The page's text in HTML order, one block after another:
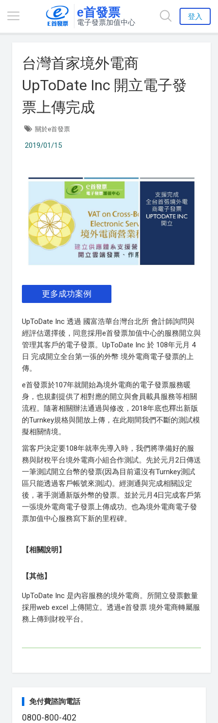
e首發票
電子發票加值中心
登入
台灣首家境外電商
UpToDate Inc 開立電子發
票上傳完成
關於e首發票
2019/01/15
更多成功案例
UpToDate Inc 透過 國富浩華台灣台北所 會計師詢問與
經評估選擇後，同意採用e首發票加值中心的服務開立與
管理其客戶的電子發票。UpToDate Inc 於 108年元月 4
日 完成開立全台第一張的外幣 境外電商電子發票的上
傳。
e首發票於107年就開始為境外電商的電子發票服務暖
身，也規劃提供了相對應的開立與會員載具服務等相關
流程。隨著相關辦法通過與修改，2018年底也釋出新版
的Turnkey規格與開放上傳，在此期間我們不斷的測試模
擬相關情境。
當客戶決定要108年就率先導入時，我們將準備好的服
務與財稅平台境外電商小組合作測試。先於元月2日傳送
一筆測試開立台幣的發票(因為目前還沒有Turnkey測試
區只能透過客戶帳號來測試)。經測通與完成相關設定
後，著手測通新版外幣的發票。並於元月4日完成客戶第
一張境外電商電子發票上傳成功。也為境外電商電子發
票加值中心服務寫下新的里程碑。
【相關說明】
【其他】
UpToDate Inc 是內容服務的境外電商。所開立發票數量
採用web excel 上傳開立。透過e首發票 境外電商轉屬服
務上傳到財稅平台。
免付費諮詢電話
0800-800-402